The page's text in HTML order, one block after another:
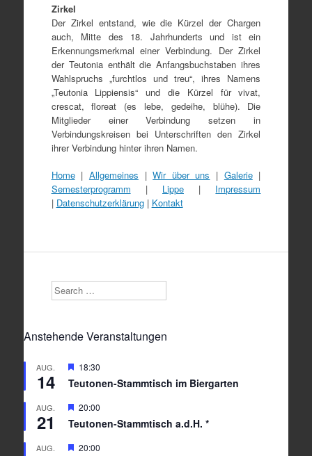
Zirkel
Der Zirkel entstand, wie die Kürzel der Chargen
auch, Mitte des 18. Jahrhunderts und ist ein
Erkennungsmerkmal einer Verbindung. Der Zirkel
der Teutonia enthält die Anfangsbuchstaben ihres
Wahlspruchs „furchtlos und treu“, ihres Namens
„Teutonia Lippiensis“ und die Kürzel für vivat,
crescat, floreat (es lebe, gedeihe, blühe). Die
Mitglieder einer Verbindung setzen in
Verbindungskreisen bei Unterschriften den Zirkel
ihrer Verbindung hinter ihren Namen.
Home| Allgemeines |Wir über uns | Galerie|
Semesterprogramm | Lippe | Impressum
| Datenschutzerklärung| Kontakt
Search
Anstehende Veranstaltungen
AUG.
14
Hervorgehoben
18:30
Teutonen-Stammtisch im Biergarten
AUG.
21
Hervorgehoben
20:00
Teutonen-Stammtisch a.d.H. *
AUG. Hervorgehoben
20:00